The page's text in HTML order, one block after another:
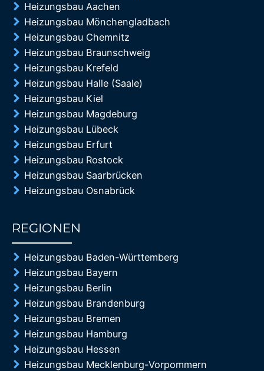
Heizungsbau Aachen
Heizungsbau Mönchengladbach
Heizungsbau Chemnitz
Heizungsbau Braunschweig
Heizungsbau Krefeld
Heizungsbau Halle (Saale)
Heizungsbau Kiel
Heizungsbau Magdeburg
Heizungsbau Lübeck
Heizungsbau Erfurt
Heizungsbau Rostock
Heizungsbau Saarbrücken
Heizungsbau Osnabrück
REGIONEN
Heizungsbau Baden-Württemberg
Heizungsbau Bayern
Heizungsbau Berlin
Heizungsbau Brandenburg
Heizungsbau Bremen
Heizungsbau Hamburg
Heizungsbau Hessen
Heizungsbau Mecklenburg-Vorpommern